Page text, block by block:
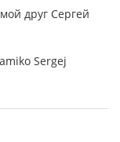
друг Сергей
Sergej